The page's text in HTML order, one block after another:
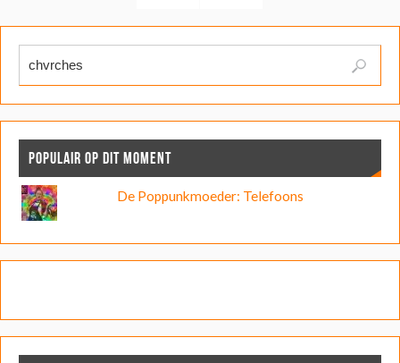
POPULAIR OP DIT MOMENT
De Poppunkmoeder: Telefoons